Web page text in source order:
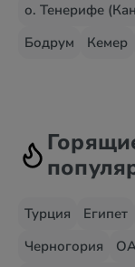
о. Тенерифе
Бодрум
Кемер
Турция Египет
Черногория